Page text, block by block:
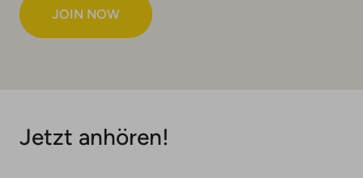
JOIN NOW
Jetzt anhören!